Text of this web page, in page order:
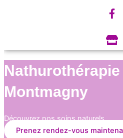
Nathurothérapie
Montmagny
Découvrez nos soins naturels
Prenez rendez-vous